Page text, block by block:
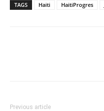
TAGS Haiti HaitiProgres
Previous article